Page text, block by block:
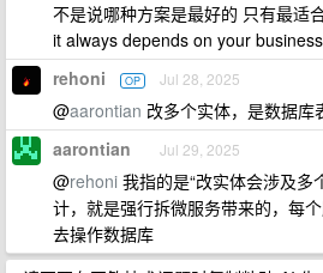
不是说哪种方案是最好的 只有最适
it always depends on your business
rehoni OP Jul 28, 2025
@aarontian 改多个实体，是数据库
aarontian Jul 29, 2025
@rehoni 我指的是“改实体会涉及多
计，就是强行拆微服务带来的，每
去操作数据库